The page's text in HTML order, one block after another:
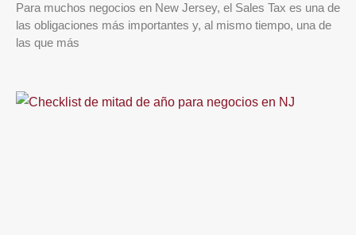
Para muchos negocios en New Jersey, el Sales Tax es una de
las obligaciones más importantes y, al mismo tiempo, una de
las que más